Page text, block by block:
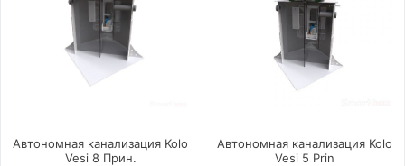
Автономная канализация Kolo
Vesi 8 Прин.
Автономная канализация Kolo
Vesi 5 Prin